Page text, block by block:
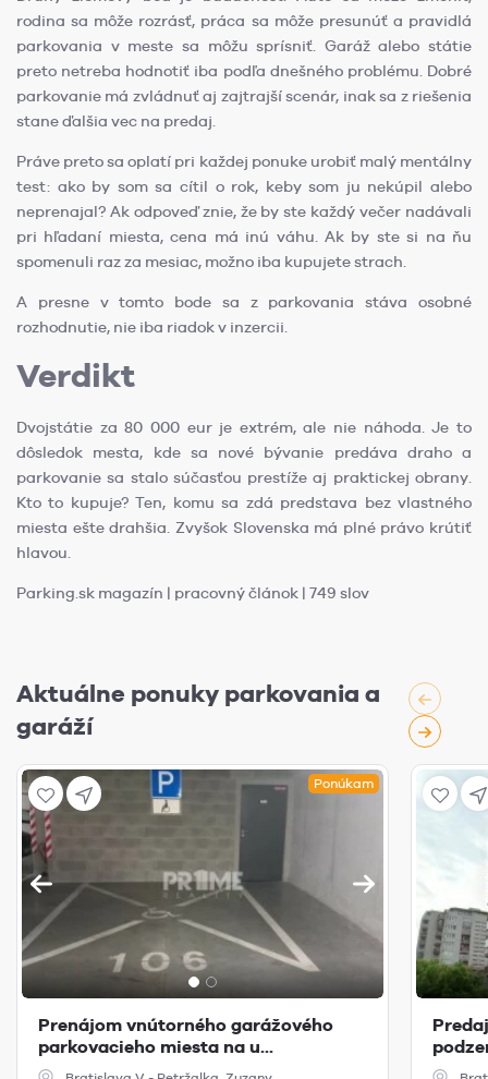
rodina sa môže rozrásť, práca sa môže presunúť a pravidlá
parkovania v meste sa môžu sprísniť. Garáž alebo státie
preto netreba hodnotiť iba podľa dnešného problému. Dobré
parkovanie má zvládnuť aj zajtrajší scenár, inak sa z riešenia
stane ďalšia vec na predaj.
Práve preto sa oplatí pri každej ponuke urobiť malý mentálny
test: ako by som sa cítil o rok, keby som ju nekúpil alebo
neprenajal? Ak odpoveď znie, že by ste každý večer nadávali
pri hľadaní miesta, cena má inú váhu. Ak by ste si na ňu
spomenuli raz za mesiac, možno iba kupujete strach.
A presne v tomto bode sa z parkovania stáva osobné
rozhodnutie, nie iba riadok v inzercii.
Verdikt
Dvojstátie za 80 000 eur je extrém, ale nie náhoda. Je to
dôsledok mesta, kde sa nové bývanie predáva draho a
parkovanie sa stalo súčasťou prestíže aj praktickej obrany.
Kto to kupuje? Ten, komu sa zdá predstava bez vlastného
miesta ešte drahšia. Zvyšok Slovenska má plné právo krútiť
hlavou.
Parking.sk magazín | pracovný článok | 749 slov
Aktuálne ponuky parkovania a
garáží
Ponúkam
Prenájom vnútorného garážového
parkovacieho miesta na u...